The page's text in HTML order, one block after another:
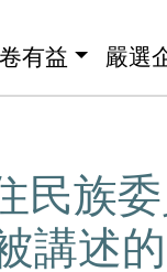
有益 嚴選
民族
講述